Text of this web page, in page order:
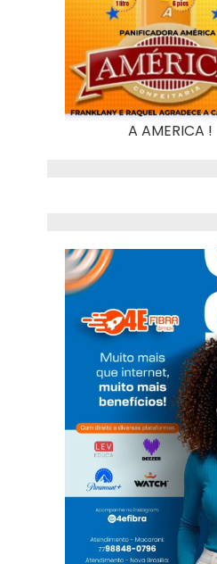
A AMERICA !